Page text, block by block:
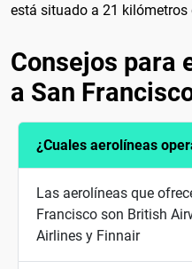
está situado a 21 kilómetros
Consejos para
a San
¿Cuales aerolíneas
Las aerolíneas que
Francisco son British
Airlines y Finnair